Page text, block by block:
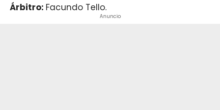
Árbitro: Facundo Tello.
Anuncio